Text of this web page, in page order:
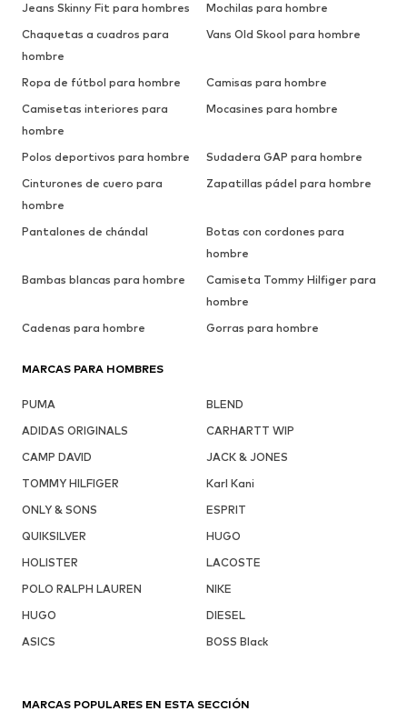
Jeans Skinny Fit para hombres
Mochilas para hombre
Chaquetas a cuadros para
hombre
Vans Old Skool para hombre
Ropa de fútbol para hombre
Camisas para hombre
Camisetas interiores para
hombre
Mocasines para hombre
Polos deportivos para hombre
Sudadera GAP para hombre
Cinturones de cuero para
hombre
Zapatillas pádel para hombre
Pantalones de chándal
Botas con cordones para
hombre
Bambas blancas para hombre
Camiseta Tommy Hilfiger para
hombre
Cadenas para hombre
Gorras para hombre
MARCAS PARA HOMBRES
PUMA
BLEND
ADIDAS ORIGINALS
CARHARTT WIP
CAMP DAVID
JACK & JONES
TOMMY HILFIGER
Karl Kani
ONLY & SONS
ESPRIT
QUIKSILVER
HUGO
HOLISTER
LACOSTE
POLO RALPH LAUREN
NIKE
HUGO
DIESEL
ASICS
BOSS Black
MARCAS POPULARES EN ESTA SECCIÓN